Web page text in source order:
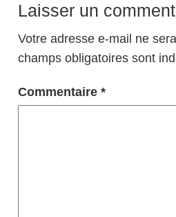
Laisser un
Votre adresse e-mail ne
champs obligatoires sont
Commentaire *